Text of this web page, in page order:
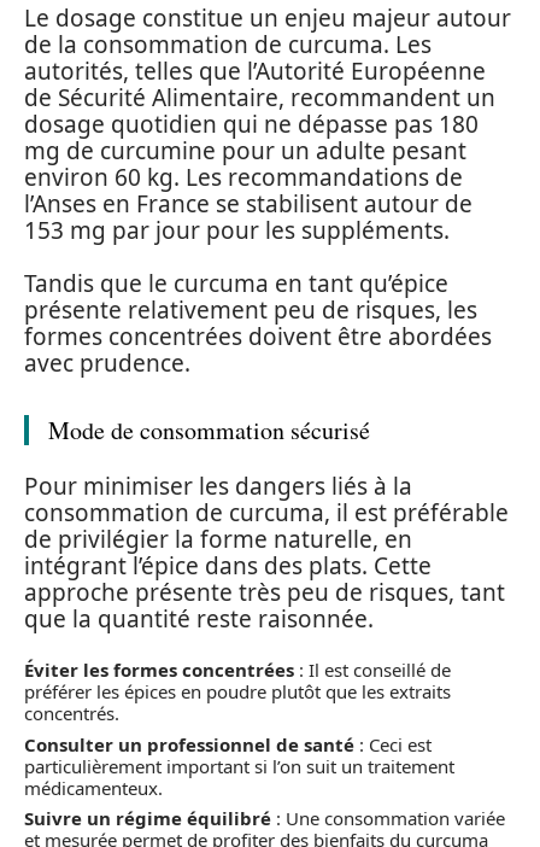
Le dosage constitue un enjeu majeur autour
de la consommation de curcuma. Les
autorités, telles que l’Autorité Européenne
de Sécurité Alimentaire, recommandent un
dosage quotidien qui ne dépasse pas 180
mg de curcumine pour un adulte pesant
environ 60 kg. Les recommandations de
l’Anses en France se stabilisent autour de
153 mg par jour pour les suppléments.
Tandis que le curcuma en tant qu’épice
présente relativement peu de risques, les
formes concentrées doivent être abordées
avec prudence.
Mode de consommation sécurisé
Pour minimiser les dangers liés à la
consommation de curcuma, il est préférable
de privilégier la forme naturelle, en
intégrant l’épice dans des plats. Cette
approche présente très peu de risques, tant
que la quantité reste raisonnée.
Éviter les formes concentrées : Il est conseillé de
préférer les épices en poudre plutôt que les extraits
concentrés.
Consulter un professionnel de santé : Ceci est
particulièrement important si l’on suit un traitement
médicamenteux.
Suivre un régime équilibré : Une consommation variée
et mesurée permet de profiter des bienfaits du curcuma